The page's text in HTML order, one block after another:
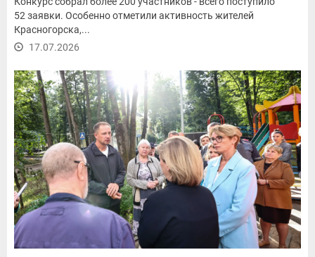
52 заявки. Особенно отметили активность жителей
Красногорска,...
17.07.2026